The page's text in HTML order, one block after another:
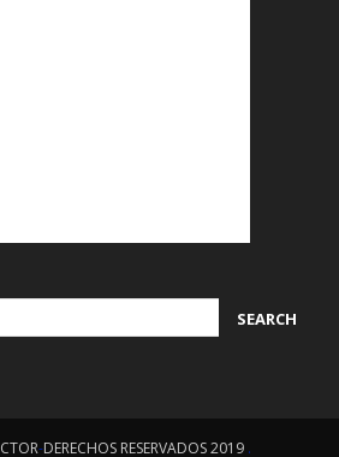
-DERECHOS RESERVADOS 2019 .